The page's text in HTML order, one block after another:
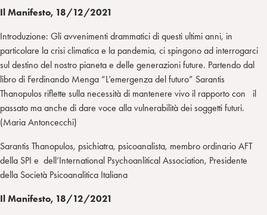
Il Manifesto, 18/12/2021
Introduzione: Gli avvenimenti drammatici di questi ultimi anni, in
particolare la crisi climatica e la pandemia, ci spingono ad interrogarci
sul destino del nostro pianeta e delle generazioni future. Partendo dal
libro di Ferdinando Menga “L’emergenza del futuro” Sarantis
Thanopulos riflette sulla necessità di mantenere vivo il rapporto con il
passato ma anche di dare voce alla vulnerabilità dei soggetti futuri.
(Maria Antoncecchi)
Sarantis Thanopulos, psichiatra, psicoanalista, membro ordinario AFT
della SPI e dell’International Psychoanlitical Association, Presidente
della Società Psicoanalitica Italiana
Il Manifesto, 18/12/2021